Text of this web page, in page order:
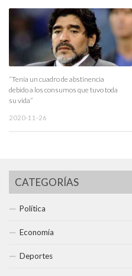
“Tenía un cuadro de abstinencia
debido a los consumos que tuvo toda
su vida”
2020-11-26
CATEGORÍAS
Política
Economía
Deportes